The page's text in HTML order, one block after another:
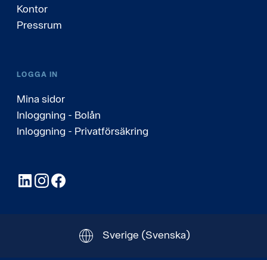
Kontor
Pressrum
LOGGA IN
Mina sidor
Inloggning - Bolån
Inloggning - Privatförsäkring
LinkedInInstagram
Sverige (Svenska)